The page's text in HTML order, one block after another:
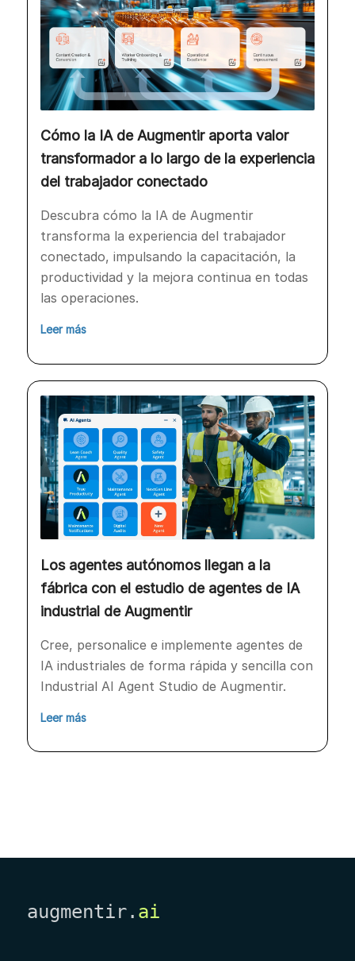
Cómo la IA de Augmentir aporta valor
transformador a lo largo de la experiencia
del trabajador conectado
Descubra cómo la IA de Augmentir
transforma la experiencia del trabajador
conectado, impulsando la capacitación, la
productividad y la mejora continua en todas
las operaciones.
Leer más
Los agentes autónomos llegan a la
fábrica con el estudio de agentes de IA
industrial de Augmentir
Cree, personalice e implemente agentes de
IA industriales de forma rápida y sencilla con
Industrial AI Agent Studio de Augmentir.
Leer más
augmentir. ai